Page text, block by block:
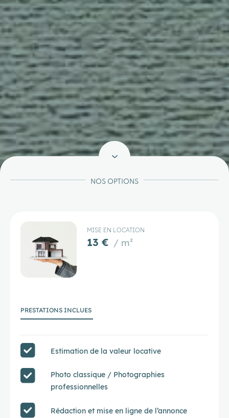
NOS OPTIONS
MISE EN LOCATION
13 € / m²
PRESTATIONS INCLUES
Estimation de la valeur locative
Photo classique / Photographies
professionnelles
Rédaction et mise en ligne de l’annonce